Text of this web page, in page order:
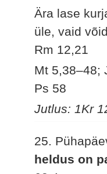
Ära lase
üle, vaid
Rm 12,21
Mt 5,38–48;
Ps 58
Jutlus: 1Kr
25.
heldus on